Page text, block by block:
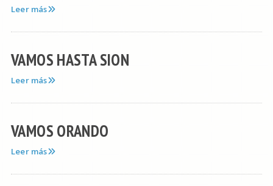
Leer más
VAMOS HASTA SION
Leer más
VAMOS ORANDO
Leer más